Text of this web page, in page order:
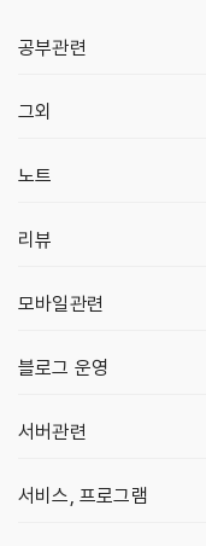
공부관련
그외
노트
리뷰
모바일관련
블로그 운영
서버관련
서비스, 프로그램